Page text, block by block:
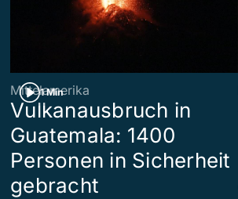
1 Min
Mittelamerika
Vulkanausbruch in
Guatemala: 1400
Personen in Sicherheit
gebracht